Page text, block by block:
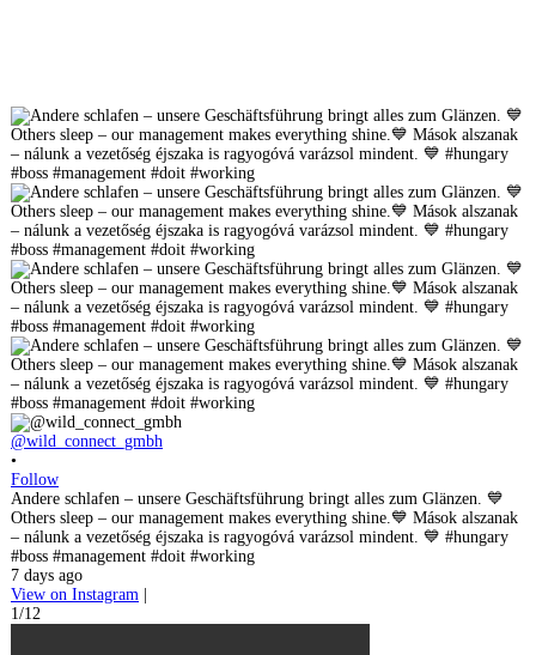
@wild_connect_gmbh
•
Follow
Andere schlafen – unsere Geschäftsführung bringt alles zum Glänzen. 💙
Others sleep – our management makes everything shine.💙 Mások alszanak
– nálunk a vezetőség éjszaka is ragyogóvá varázsol mindent. 💙 #hungary
#boss #management #doit #working
7 days ago
View on Instagram |
1/12